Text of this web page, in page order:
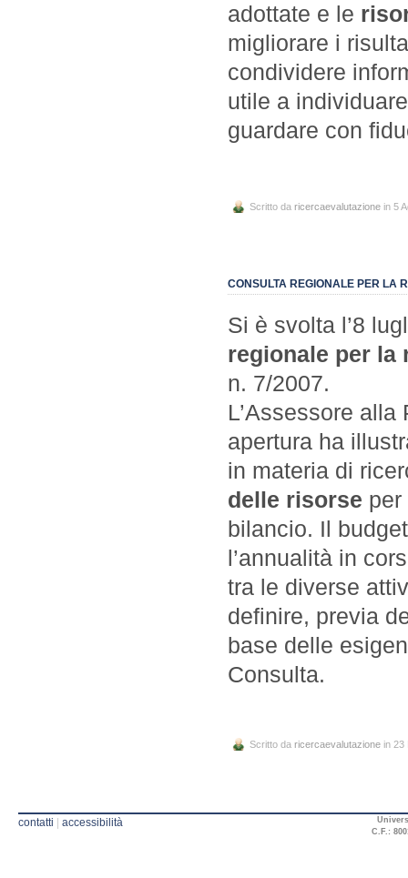
adottate e le
migliorare i
condividere
utile a
guardare con
Scritto da ricercaevalutazione in 5
CONSULTA REGIONALE PER LA
Si è svolta l’8
regionale per la
n. 7/2007.
L’Assessore
apertura ha
in materia di
delle risorse
bilancio. Il
l’annualità in
tra le diverse
definire, previa
base delle
Consulta.
Scritto da ricercaevalutazione in 23
contatti accessibilità
C.F.: